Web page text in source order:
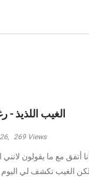
الغيب اللذيذ -
269Views
أتفق مع ما يقولون لانني